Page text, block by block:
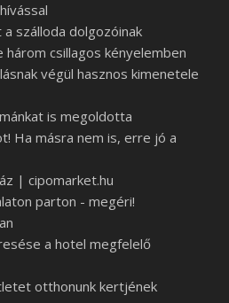
szálloda dolgozóinak
három csillagos kényelemben
végül hasznos kimenetele
is megoldotta
Ha másra nem is, erre jó a
| cipomarket.hu
parton - megéri!
a hotel megfelelő
otthonunk kertjének